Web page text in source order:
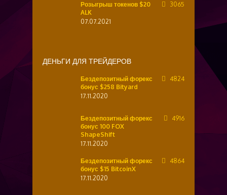
Розыгрыш токенов $20
ALK
07.07.2021
3065
ДЕНЬГИ ДЛЯ ТРЕЙДЕРОВ
Бездепозитный форекс
бонус $258 Bityard
17.11.2020
4824
Бездепозитный форекс
бонус 100 FOX
ShapeShift
17.11.2020
4916
Бездепозитный форекс
бонус $15 BitcoinX
17.11.2020
4864